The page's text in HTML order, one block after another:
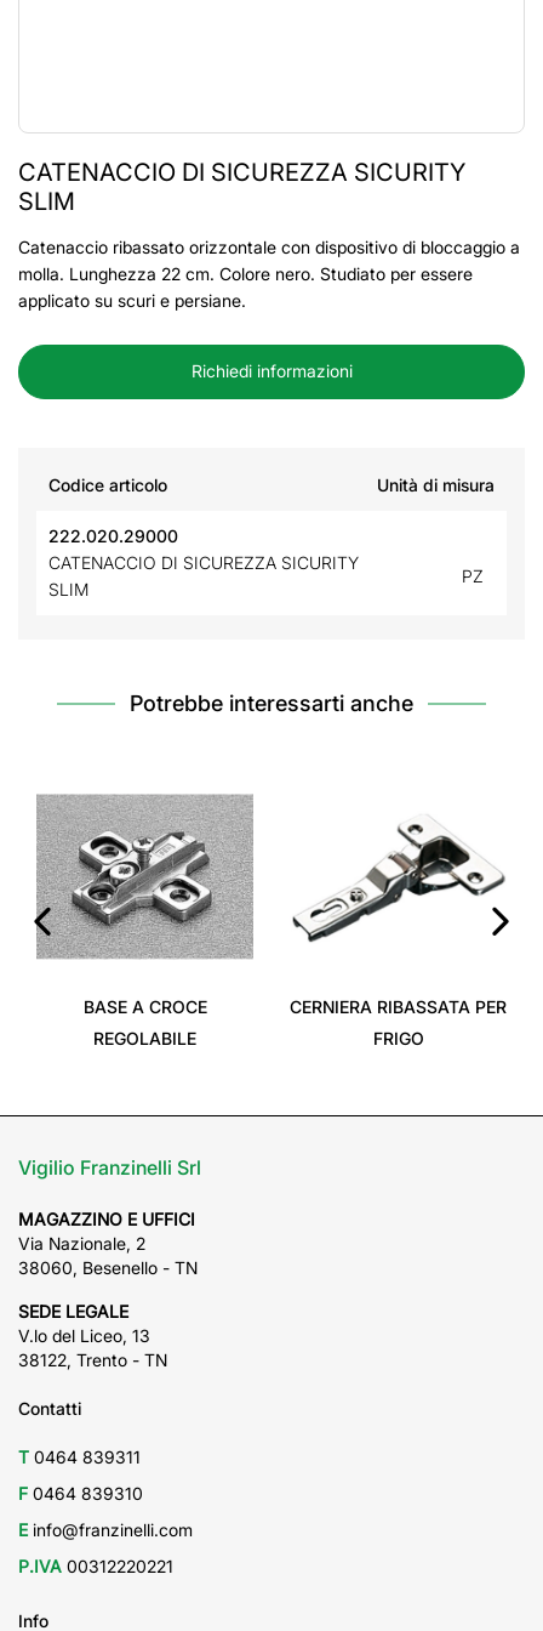
CATENACCIO DI SICUREZZA SICURITY
SLIM
Catenaccio ribassato orizzontale con dispositivo di bloccaggio a
molla. Lunghezza 22 cm. Colore nero. Studiato per essere
applicato su scuri e persiane.
Richiedi informazioni
Codice articolo Unità di misura
222.020.29000
CATENACCIO DI SICUREZZA SICURITY
SLIM
PZ
Potrebbe interessarti anche
BASE A CROCE
REGOLABILE
CERNIERA RIBASSATA PER
FRIGO
Vigilio Franzinelli Srl
MAGAZZINO E UFFICI
Via Nazionale, 2
38060, Besenello - TN
SEDE LEGALE
V.lo del Liceo, 13
38122, Trento - TN
Contatti
T 0464 839311
F 0464 839310
E info@franzinelli.com
P.IVA 00312220221
Info